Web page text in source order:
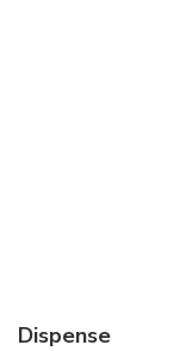
Dispense